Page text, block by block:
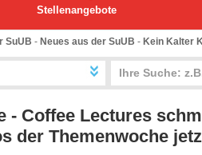
Stellenangebote
SuUB - Neues aus der SuUB - Kein Kalter
- Coffee Lectures
der Themenwoche